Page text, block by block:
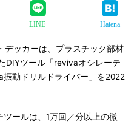
LINE Hatena
ッカーは、プラスチック部材
DIYツール「revivaオシレーテ
動ドリルドライバー」を2022
ールは、1万回／分以上の微